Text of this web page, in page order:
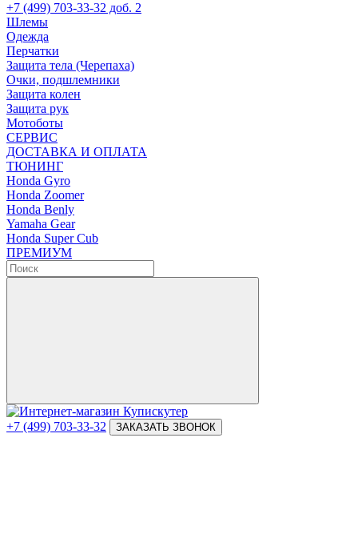
+7 (499) 703-33-32 доб. 2
Шлемы
Одежда
Перчатки
Защита тела (Черепаха)
Очки, подшлемники
Защита колен
Защита рук
Мотоботы
СЕРВИС
ДОСТАВКА И ОПЛАТА
ТЮНИНГ
Honda Gyro
Honda Zoomer
Honda Benly
Yamaha Gear
Honda Super Cub
ПРЕМИУМ
+7 (499) 703-33-32 ЗАКАЗАТЬ ЗВОНОК